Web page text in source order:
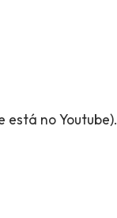
está no Youtube).